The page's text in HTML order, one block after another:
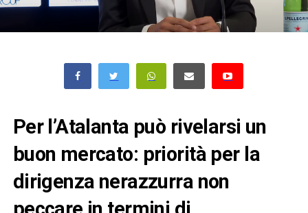
Per l’Atalanta può rivelarsi un
buon mercato: priorità per la
dirigenza nerazzurra non